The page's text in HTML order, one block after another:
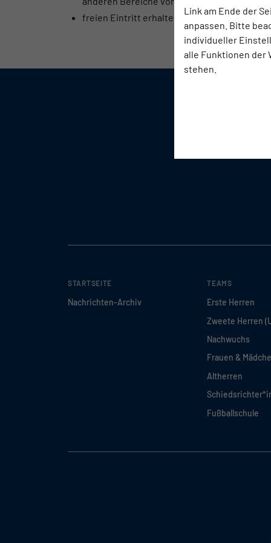
Link am Ende der
anpassen. Bitte
individueller
alle Funktionen der
stehen.
freien Eintritt erhalten außerdem Inhaber
STARTSEITE
Nachrichten-Archiv
TEAMS
Erste Herren
Zweete Herren
Nachwuchs
Frauen &
Altherren
Fußballschule